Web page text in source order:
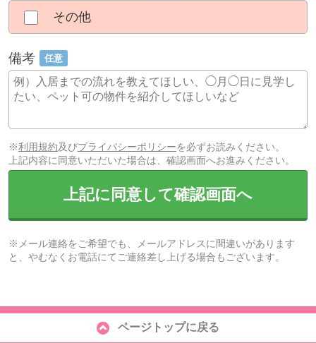
その他
備考 任意
※利用規約及びプライバシーポリシーを必ずお読みください。
上記内容に同意いただいた場合は、確認画面へお進みください。
上記に同意して確認画面へ
※メール連絡をご希望でも、メールアドレスに間違いがあります
と、やむなくお電話にてご連絡差し上げる場合もございます。
ページトップに戻る